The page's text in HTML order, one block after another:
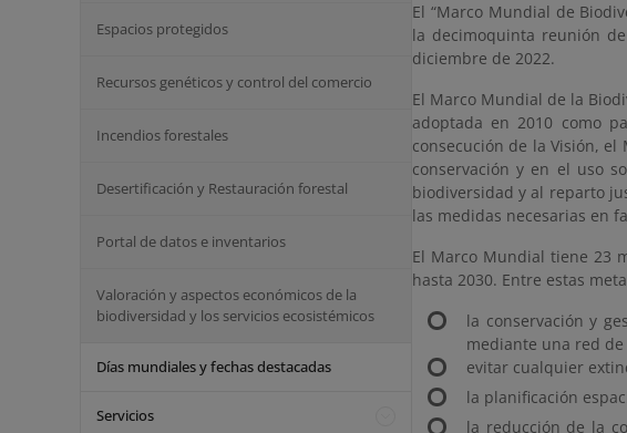
Espacios protegidos
Recursos genéticos y control del comercio
Incendios forestales
Desertificación y Restauración forestal
Portal de datos e inventarios
Valoración y aspectos económicos de la
biodiversidad y los servicios ecosistémicos
Días mundiales y fechas destacadas
Servicios
El “Marco Mundial de
la decimoquinta reunión
diciembre de 2022.
El Marco Mundial de la
adoptada en 2010 como
consecución de la Visión,
conservación y en el uso
biodiversidad y al reparto
las medidas necesarias en
El Marco Mundial tiene 23
hasta 2030. Entre estas
la conservación y
mediante una red
evitar cualquier
la planificación
la reducción de la